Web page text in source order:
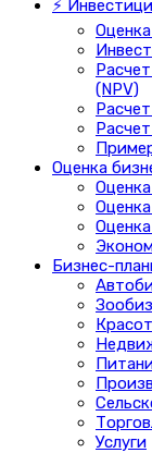
⚡
(NPV)
Оценка
Бизнес-
Услуги